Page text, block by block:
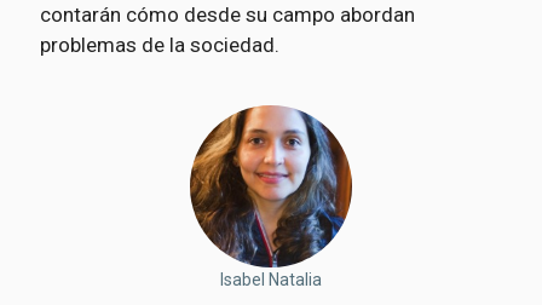
contarán cómo desde su campo abordan
problemas de la sociedad.
Álvaro Antonio
Isabel Natalia
Martha Liliana